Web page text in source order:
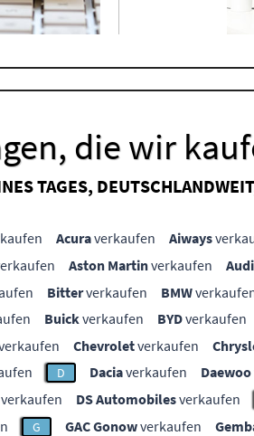
die wir
TAGES,
Acuraverkaufen Aiways
Aston Martinverkaufen Audi
Bitterverkaufen BMW
Buickverkaufen BYDverkaufen
Chevroletverkaufen
D Daciaverkaufen Daewoo
verkaufen DS Automobilesverkaufen
G GAC Gonowverkaufen